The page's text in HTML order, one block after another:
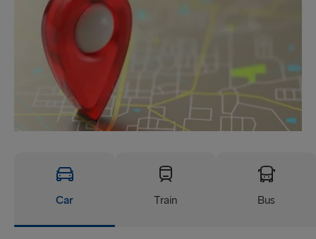
Car Train Bus